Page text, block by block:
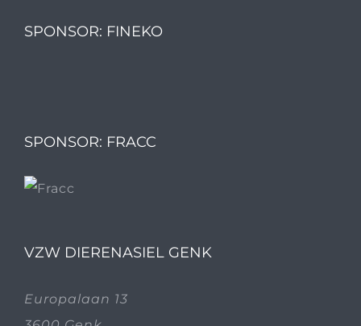
SPONSOR: FINEKO
SPONSOR: FRACC
VZW DIERENASIEL GENK
Europalaan 13